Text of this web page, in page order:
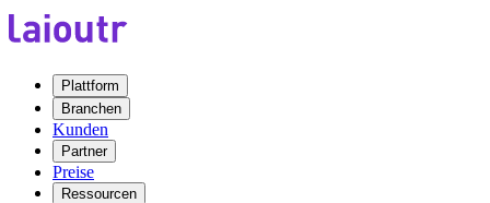
Plattform
Branchen
Kunden
Partner
Preise
Ressourcen